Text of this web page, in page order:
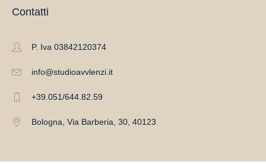
Contatti
P. Iva 03842120374
info@studioavvlenzi.it
+39.051/644.82.59
Bologna, Via Barberia, 30, 40123